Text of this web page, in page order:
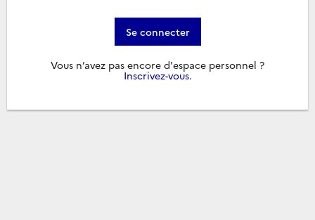
Se connecter
Vous n’avez pas encore d'espace personnel ?
Inscrivez-vous.